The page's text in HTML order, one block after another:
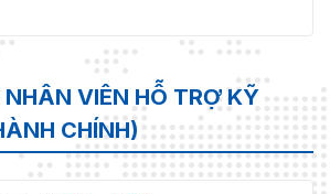
VIÊN HỖ TRỢ KỸ
CHÍNH)